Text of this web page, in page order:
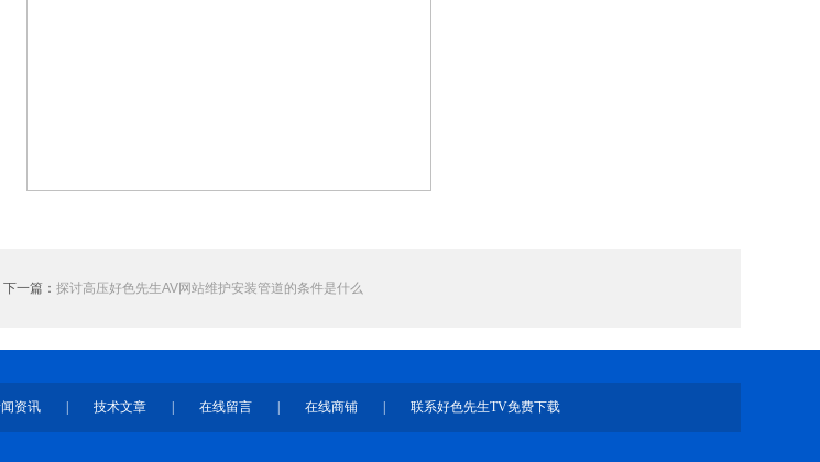
一篇： 探讨高压好色先生AV网站维护安装管道的条件是什么
资讯 技术文章 在线留言 在线商铺 联系好色先生TV免费下载